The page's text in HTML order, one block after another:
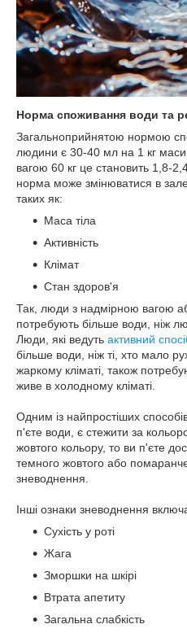
Норма споживання води та
Загальноприйнятою нормою
людини є 30-40 мл на 1 кг
вагою 60 кг це становить 1,8-
норма може змінюватися в
таких як:
Маса тіла
Активність
Клімат
Стан здоров'я
Так, люди з надмірною вагою
потребують більше води, ніж
Люди, які ведуть активний
більше води, ніж ті, хто мало
жаркому кліматі, також
живе в холодному кліматі.
Одним із найпростіших
п'єте води, є стежити за
жовтого кольору, то ви п'єте
темного жовтого або
зневоднення.
Інші ознаки зневоднення
Сухість у роті
Жага
Зморшки на шкірі
Втрата апетиту
Загальна слабкість